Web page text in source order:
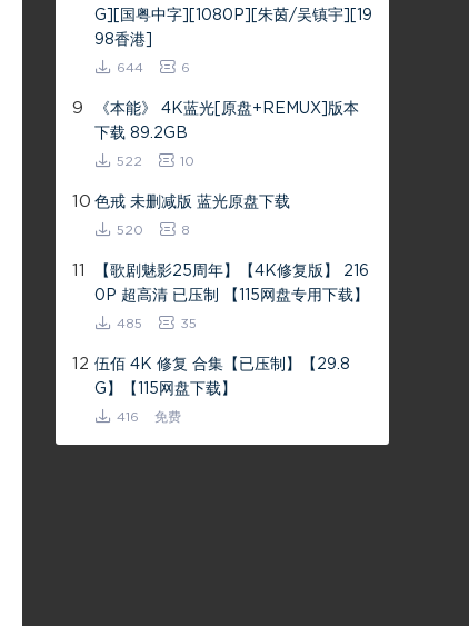
G][国粤中字][1080P][朱茵/吴镇宇][19
98香港]
644 6
9
《本能》 4K蓝光[原盘+REMUX]版本
下载 89.2GB
522 10
10 色戒 未删减版 蓝光原盘下载
520 8
11
【歌剧魅影25周年】【4K修复版】 216
0P 超高清 已压制 【115网盘专用下载】
485 35
12 伍佰 4K 修复 合集【已压制】【29.8
G】【115网盘下载】
416 免费